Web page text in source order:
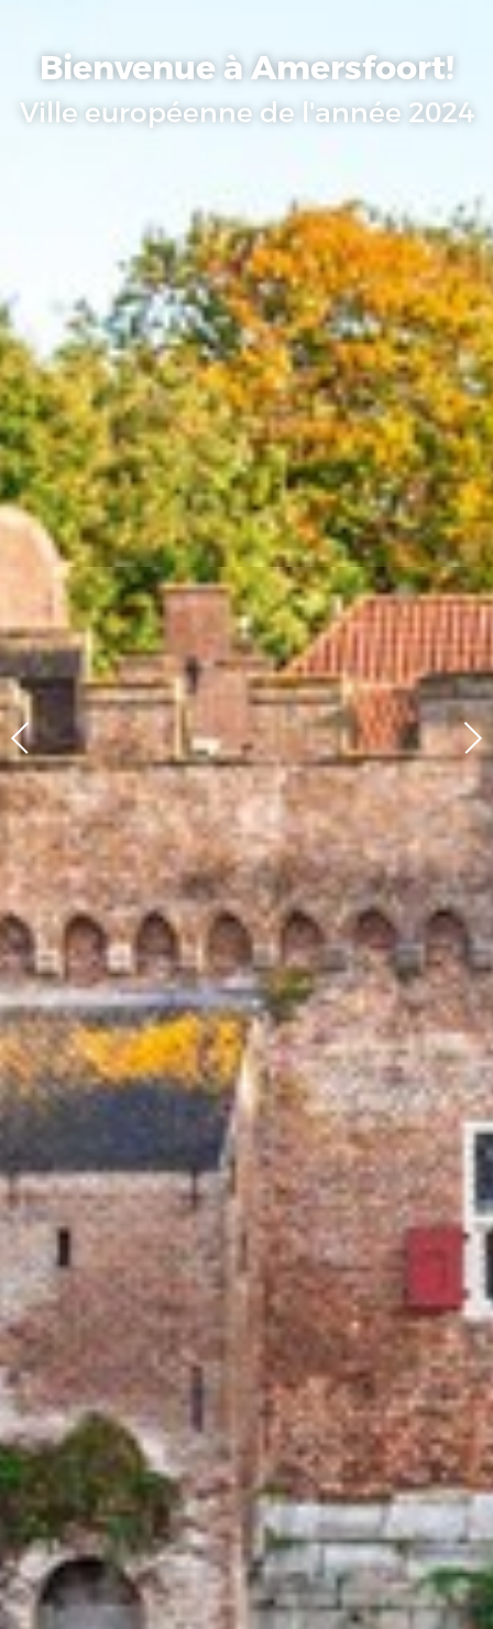
Bienvenue à Amersfoort!
Ville européenne de l'année 2024